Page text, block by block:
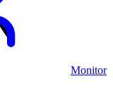
Monitor